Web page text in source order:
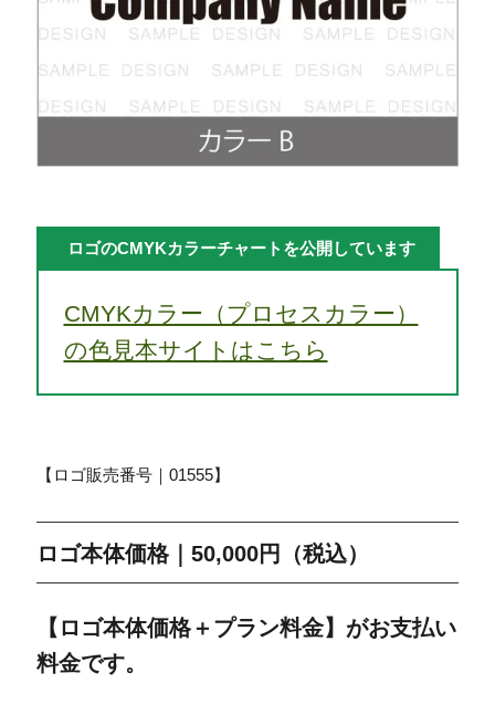
ロゴのCMYKカラーチャートを公開しています
CMYKカラー（プロセスカラー）
の色見本サイトはこちら
【ロゴ販売番号｜01555】
ロゴ本体価格｜50,000円（税込）
【ロゴ本体価格＋プラン料金】がお支払い
料金です。